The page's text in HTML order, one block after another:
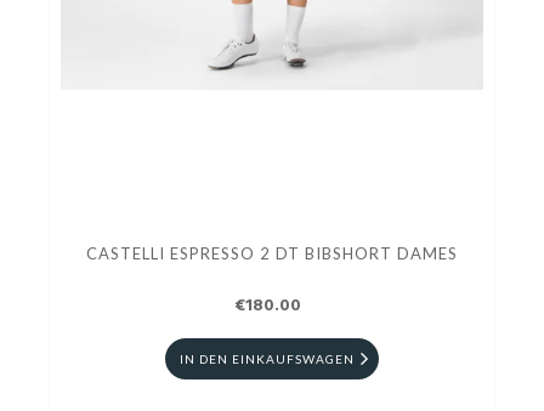
CASTELLI ESPRESSO 2 DT BIBSHORT DAMES
€180.00
IN DEN EINKAUFSWAGEN